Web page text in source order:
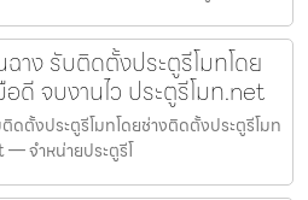
าง รับติดตั้งประตูรีโมทโดย
ดี จบงานไว ประตูรีโมท.net
ดตั้งประตูรีโมทโดยช่างติดตั้งประตูรีโมท
— จำหน่ายประตูรีโ